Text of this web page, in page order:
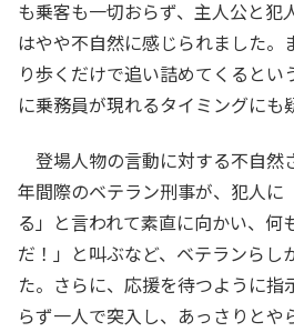
も乗客も一切おらず、主人公と犯
はやや不自然に感じられました。
り歩くだけで追い詰めてくると
に乗務員が現れるタイミングにも
登場人物の言動に対する不自然
年間際のベテラン刑事が、犯人に
る」と言われて素直に向かい、何
だ！」と叫ぶなど、ベテランらし
た。さらに、応援を待つように指
らず一人で突入し、あっさりと